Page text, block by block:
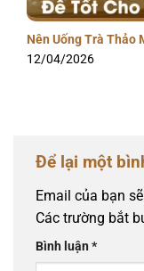
Nên Uống Trà Thảo
12/04/2026
Để lại một
Email của bạn
Các trường bắt
Bình luận*